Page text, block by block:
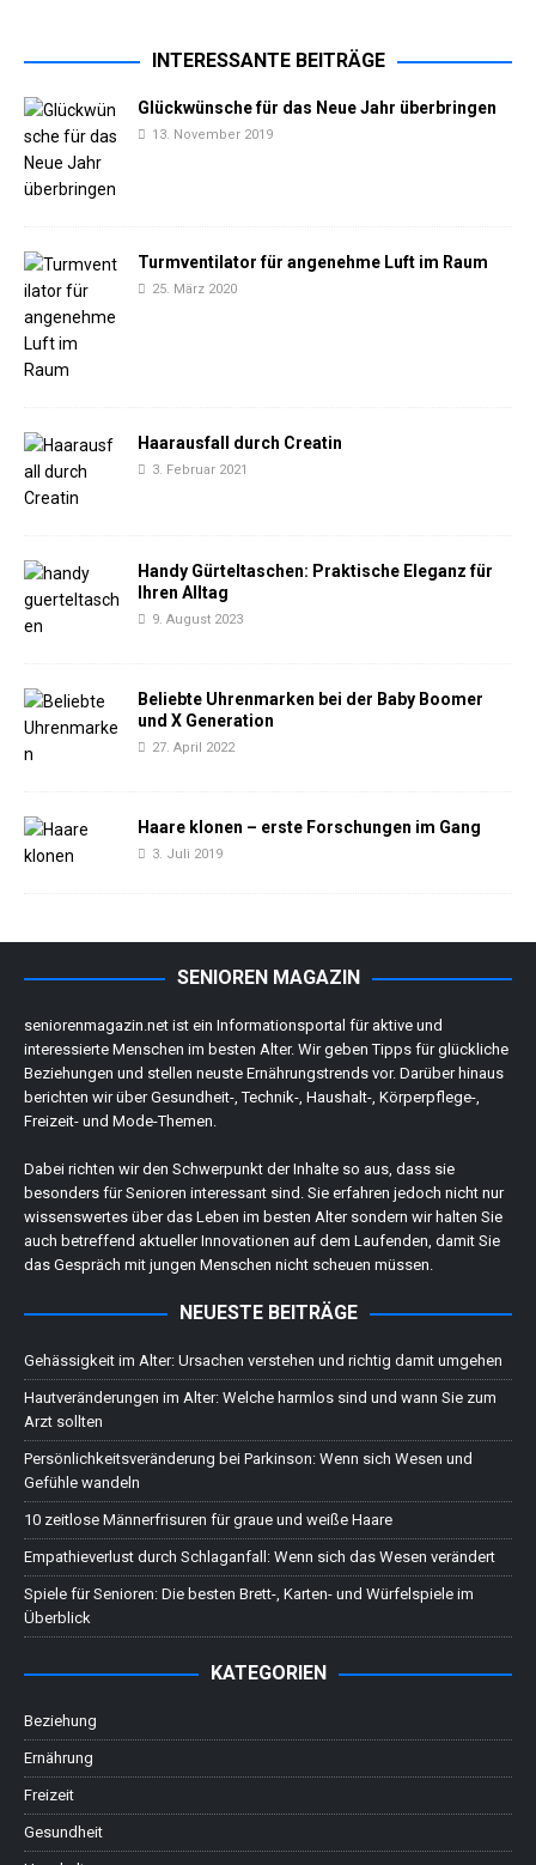
INTERESSANTE BEITRÄGE
Glückwünsche für das Neue Jahr überbringen
13. November 2019
Turmventilator für angenehme Luft im Raum
25. März 2020
Haarausfall durch Creatin
3. Februar 2021
Handy Gürteltaschen: Praktische Eleganz für
Ihren Alltag
9. August 2023
Beliebte Uhrenmarken bei der Baby Boomer
und X Generation
27. April 2022
Haare klonen – erste Forschungen im Gang
3. Juli 2019
SENIOREN MAGAZIN
seniorenmagazin.net ist ein Informationsportal für aktive und
interessierte Menschen im besten Alter. Wir geben Tipps für glückliche
Beziehungen und stellen neuste Ernährungstrends vor. Darüber hinaus
berichten wir über Gesundheit-, Technik-, Haushalt-, Körperpflege-,
Freizeit- und Mode-Themen.
Dabei richten wir den Schwerpunkt der Inhalte so aus, dass sie
besonders für Senioren interessant sind. Sie erfahren jedoch nicht nur
wissenswertes über das Leben im besten Alter sondern wir halten Sie
auch betreffend aktueller Innovationen auf dem Laufenden, damit Sie
das Gespräch mit jungen Menschen nicht scheuen müssen.
NEUESTE BEITRÄGE
Gehässigkeit im Alter: Ursachen verstehen und richtig damit umgehen
Hautveränderungen im Alter: Welche harmlos sind und wann Sie zum
Arzt sollten
Persönlichkeitsveränderung bei Parkinson: Wenn sich Wesen und
Gefühle wandeln
10 zeitlose Männerfrisuren für graue und weiße Haare
Empathieverlust durch Schlaganfall: Wenn sich das Wesen verändert
Spiele für Senioren: Die besten Brett-, Karten- und Würfelspiele im
Überblick
KATEGORIEN
Beziehung
Ernährung
Freizeit
Gesundheit